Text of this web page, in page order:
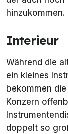
hinzukommen.
Interieur
Während die
ein kleines
bekommen
Konzern
doppelt so